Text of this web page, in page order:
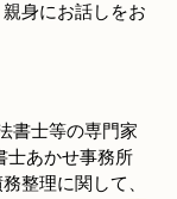
身にお話しをお
書士等の専門家
士あかせ事務所
整理に関して、